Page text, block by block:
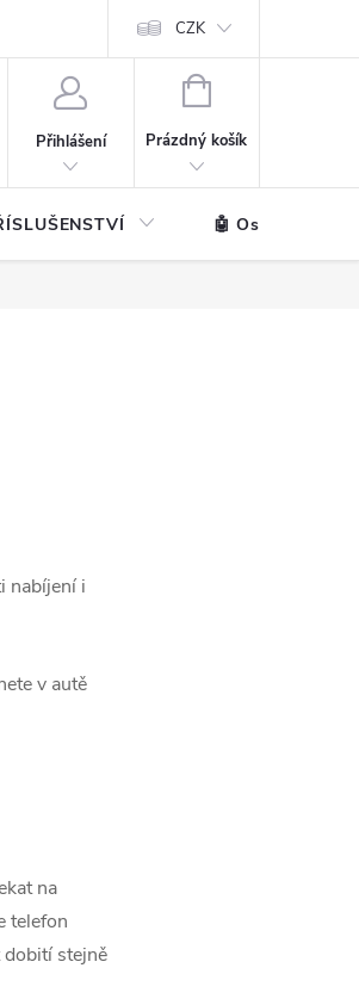
CZK
Přihlášení
NÁKUPNÍ
Prázdný košík
🤖 Ostatní
nabíjení i
v autě
na
telefon
stejně